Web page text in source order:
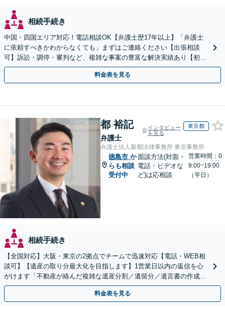
相続手続き
中国・四国エリア対応！電話相談OK【弁護士歴17年以上】「弁護士
に依頼すべきかわからなくても」まずはご連絡ください【出張相談
可】訴訟・調停・審判など、複雑な事案の豊富な解決実績あり【初回
相談無料】初回面談のみで解決できるケースもあります
料金表を見る
都 裕記
弁護士
インタビュー
を見る
東京都
弁護士法人新都法律事務所 東京事務所
徳島市 か
らも相談
受付中
面談方法(対面・
電話・ビデオな
ど)は応相談
営業時間：0
9:00~19:00
（平日）
相続手続き
【全国対応】大阪・東京の2拠点でチームで迅速対応【電話・WEB相
談可】【遺産の取り分最大化を目指します】1営業日以内の返信を心
がけます「不動産が絡んだ複雑な遺産分割／遺留分／遺言書の作成・
執行／事業承継など、お任せください」【休日相談あり】
料金表を見る